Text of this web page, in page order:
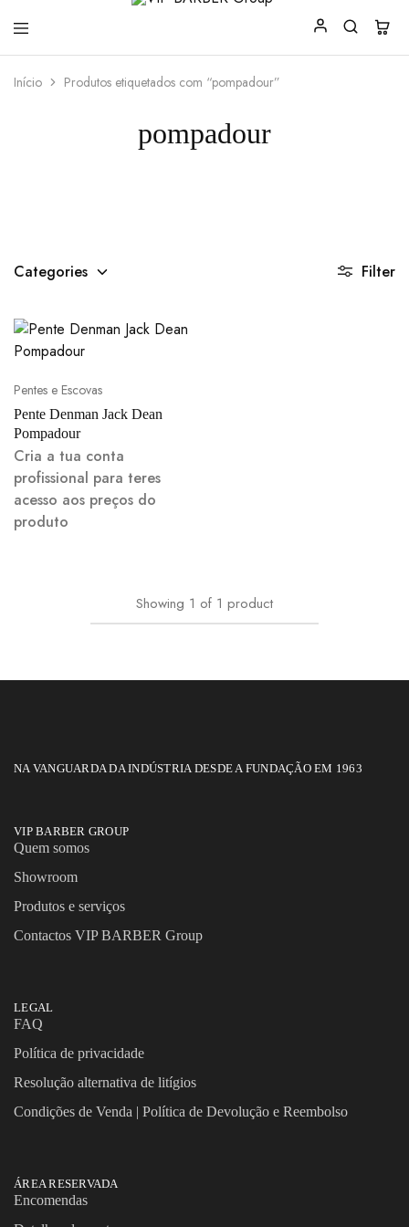
BARBER
para
Início Produtos etiquetados com “pompadour”
pompadour
Categories Filter
Pentes e Escovas
Pente Denman Jack Dean
Pompadour
Cria a tua conta
profissional para teres
acesso aos preços do
produto
Showing 1 of 1 product
NA VANGUARDA DA INDÚSTRIA DESDE A FUNDAÇÃO EM 1963
VIP BARBER GROUP
Quem somos
Showroom
Produtos e serviços
Contactos VIP BARBER Group
LEGAL
FAQ
Política de privacidade
Resolução alternativa de litígios
Condições de Venda | Política de Devolução e Reembolso
ÁREA RESERVADA
Encomendas